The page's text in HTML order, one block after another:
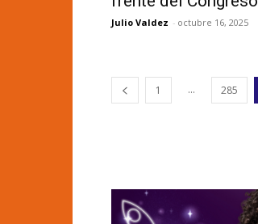
Julio Valdez - octubre 16, 2025
1 ... 285